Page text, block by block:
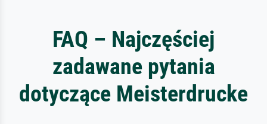
FAQ – Najczęściej
zadawane pytania
dotyczące Meisterdrucke